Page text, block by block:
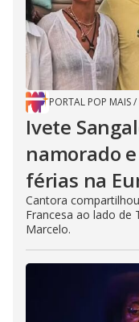
PORTAL POP MAIS/
Ivete
namorado
férias na
Cantora
Francesa ao lado de
Marcelo.